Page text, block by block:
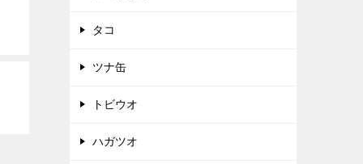
タコ
ツナ缶
トビウオ
ハガツオ